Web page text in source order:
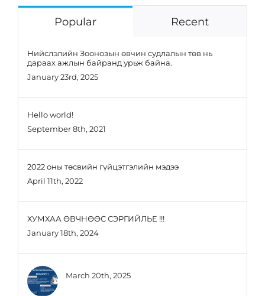
Popular Recent
Нийслэлийн Зоонозын өвчин судлалын төв нь
дараах ажлын байранд урьж байна.
January 23rd, 2025
Hello world!
September 8th, 2021
2022 оны төсвийн гүйцэтгэлийн мэдээ
April 11th, 2022
ХУМХАА ӨВЧНӨӨС СЭРГИЙЛЬЕ !!!
January 18th, 2024
March 20th, 2025